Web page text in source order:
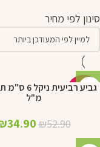
סינון לפי מחיר
-34%
מ"ל
₪52.90
34.90